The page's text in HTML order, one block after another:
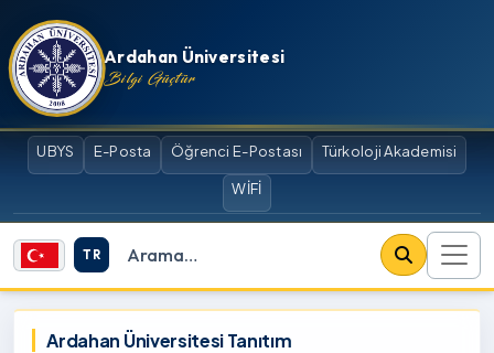
İçeriğe atla
Ardahan Üniversitesi
Bilgi Güçtür
UBYS E-Posta Öğrenci E-Postası Türkoloji Akademisi
WİFİ
TR
Site içi arama
Ardahan Üniversitesi
Ardahan Üniversitesi Tanıtım